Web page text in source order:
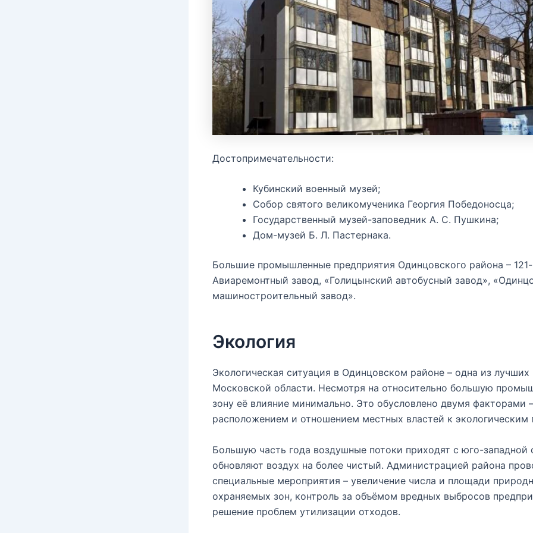
Достопримечательности:
Кубинский военный музей;
Собор святого великомученика Георгия Победоносца;
Государственный музей-заповедник А. С. Пушкина;
Дом-музей Б. Л. Пастернака.
Большие промышленные предприятия Одинцовского района –
Авиаремонтный завод, «Голицынский автобусный завод»,
машиностроительный завод».
Экология
Экологическая ситуация в Одинцовском районе – одна из лучших
Московской области. Несмотря на относительно большую
зону её влияние минимально. Это обусловлено двумя факторами –
расположением и отношением местных властей к экологическим
Большую часть года воздушные потоки приходят с юго-западной
обновляют воздух на более чистый. Администрацией района
специальные мероприятия – увеличение числа и площади
охраняемых зон, контроль за объёмом вредных выбросов
решение проблем утилизации отходов.